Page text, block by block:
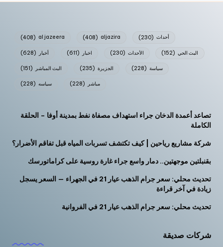
al jazeera
(408) aljazira
(408) أحداث (230)
أخبار (628) اخبار (611) الأحداث (230) البث الحي (152)
البث المباشر (151) الجزيرة (235) سياسة (228)
سياسه (228) مباشر (228)
تصاعد أعمدة الدخان جراء استهداف مصفاة نفط بمدينة أوفا – الحلقة
الكاملة
شركة مشاريع رياحين | كيف تكتشف تسربات المياه قبل تفاقم الأضرار؟
بقنبلتين موجهتين.. دمار واسع جراء غارة روسية على كراماتورسك
تحديث محلي: سعر جرام الذهب عيار 21 في الجهراء — السعر يسجل
زيادة في آخر قراءة
تحديث محلي: سعر جرام الذهب عيار 21 في الفروانية
شركات صديقة